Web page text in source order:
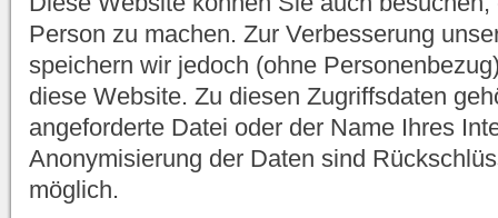
Person zu machen. Zur Verbesserung
speichern wir jedoch (ohne
diese Website. Zu diesen Zugriffsdaten
angeforderte Datei oder der Name Ihres
Anonymisierung der Daten sind
möglich.